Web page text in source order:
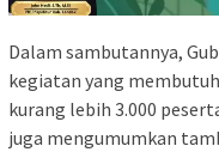
Dalam sambutannya,
kegiatan yang
kurang lebih 3.000
juga mengumumkan